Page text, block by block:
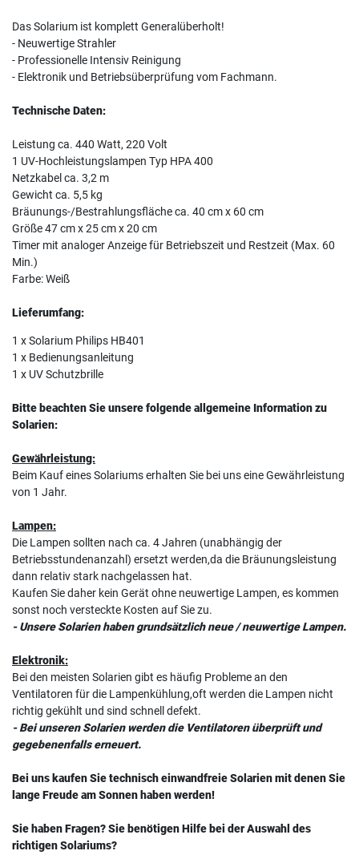
Das Solarium ist komplett Generalüberholt!
- Neuwertige Strahler
- Professionelle Intensiv Reinigung
- Elektronik und Betriebsüberprüfung vom Fachmann.
Technische Daten:
Leistung ca. 440 Watt, 220 Volt
1 UV-Hochleistungslampen Typ HPA 400
Netzkabel ca. 3,2 m
Gewicht ca. 5,5 kg
Bräunungs-/Bestrahlungsfläche ca. 40 cm x 60 cm
Größe 47 cm x 25 cm x 20 cm
Timer mit analoger Anzeige für Betriebszeit und Restzeit (Max. 60
Min.)
Farbe: Weiß
Lieferumfang:
1 x Solarium Philips HB401
1 x Bedienungsanleitung
1 x UV Schutzbrille
Bitte beachten Sie unsere folgende allgemeine Information zu
Solarien:
Gewährleistung:
Beim Kauf eines Solariums erhalten Sie bei uns eine Gewährleistung
von 1 Jahr.
Lampen:
Die Lampen sollten nach ca. 4 Jahren (unabhängig der
Betriebsstundenanzahl) ersetzt werden,da die Bräunungsleistung
dann relativ stark nachgelassen hat.
Kaufen Sie daher kein Gerät ohne neuwertige Lampen, es kommen
sonst noch versteckte Kosten auf Sie zu.
- Unsere Solarien haben grundsätzlich neue / neuwertige Lampen.
Elektronik:
Bei den meisten Solarien gibt es häufig Probleme an den
Ventilatoren für die Lampenkühlung,oft werden die Lampen nicht
richtig gekühlt und sind schnell defekt.
- Bei unseren Solarien werden die Ventilatoren überprüft und
gegebenenfalls erneuert.
Bei uns kaufen Sie technisch einwandfreie Solarien mit denen Sie
lange Freude am Sonnen haben werden!
Sie haben Fragen? Sie benötigen Hilfe bei der Auswahl des
richtigen Solariums?